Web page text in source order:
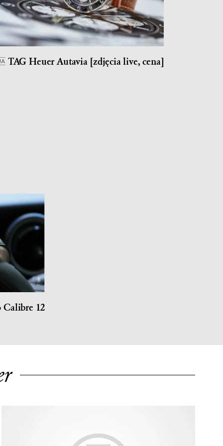
TAG Heuer Autavia [zdjęcia live, cena]
12